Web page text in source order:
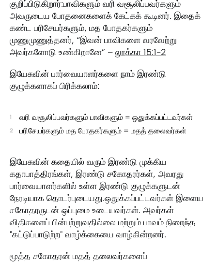
குறிப்பிடுகிறார்:பாவிகளும் வரி வசூலிப்பவர்களும்
அவருடைய போதனைகளைக் கேட்கக் கூடினர். இதைக்
கண்ட பரிசேயர்களும், மத போதகர்களும்
முணுமுணுத்தனர், “இவன் பாவிகளை வரவேற்று
அவர்களோடு உண்கிறானே” – லூக்கா 15:1-2
இயேசுவின் பார்வையாளர்களை நாம் இரண்டு
குழுக்களாகப் பிரிக்கலாம்:
வரி வசூலிப்பவர்களும் பாவிகளும் = ஒதுக்கப்பட்டவர்கள்
பரிசேயர்களும் மத போதகர்களும் = மதத் தலைவர்கள்
இயேசுவின் கதையில் வரும் இரண்டு முக்கிய
கதாபாத்திரங்கள், இரண்டு சகோதரர்கள், அவரது
பார்வையாளர்களில் உள்ள இரண்டு குழுக்களுடன்
நேரடியாக தொடர்புடையது.ஒதுக்கப்பட்டவர்கள் இளைய
சகோதரருடன் ஒப்புமை உடையவர்கள். அவர்கள்
விதிகளைப் பின்பற்றுவதில்லை மற்றும் பாவம் நிறைந்த
"கட்டுப்பாடுற்ற" வாழ்க்கையை வாழ்கின்றனர்.
மூத்த சகோதரன் மதத் தலைவர்களைப்